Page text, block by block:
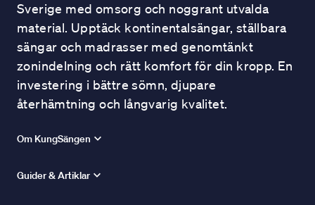
Sverige med omsorg och noggrant utvalda
material. Upptäck kontinentalsängar, ställbara
sängar och madrasser med genomtänkt
zonindelning och rätt komfort för din kropp. En
investering i bättre sömn, djupare
återhämtning och långvarig kvalitet.
Om KungSängen
Guider & Artiklar